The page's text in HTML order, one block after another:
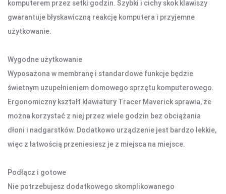
NISZCZARKI I LAMINATORY
ŚRODKI CZYSZCZĄCE
SEJFY I ZABEZPIECZENIA
PROJEKTORY
LISTWY I PRZEDŁUŻACZE
LISTWY ZASILAJĄCE
OŚWIETLENIE
komputerem przez setki godzin. Szybki i cichy skok klawiszy
gwarantuje błyskawiczną reakcję komputera i przyjemne
użytkowanie.
Wygodne użytkowanie
Wyposażona w membranę i standardowe funkcje będzie
świetnym uzupełnieniem domowego sprzętu komputerowego.
Ergonomiczny kształt klawiatury Tracer Maverick sprawia, że
można korzystać z niej przez wiele godzin bez obciążania
dłoni i nadgarstków. Dodatkowo urządzenie jest bardzo lekkie,
więc z łatwością przeniesiesz je z miejsca na miejsce.
Podłącz i gotowe
Nie potrzebujesz dodatkowego skomplikowanego